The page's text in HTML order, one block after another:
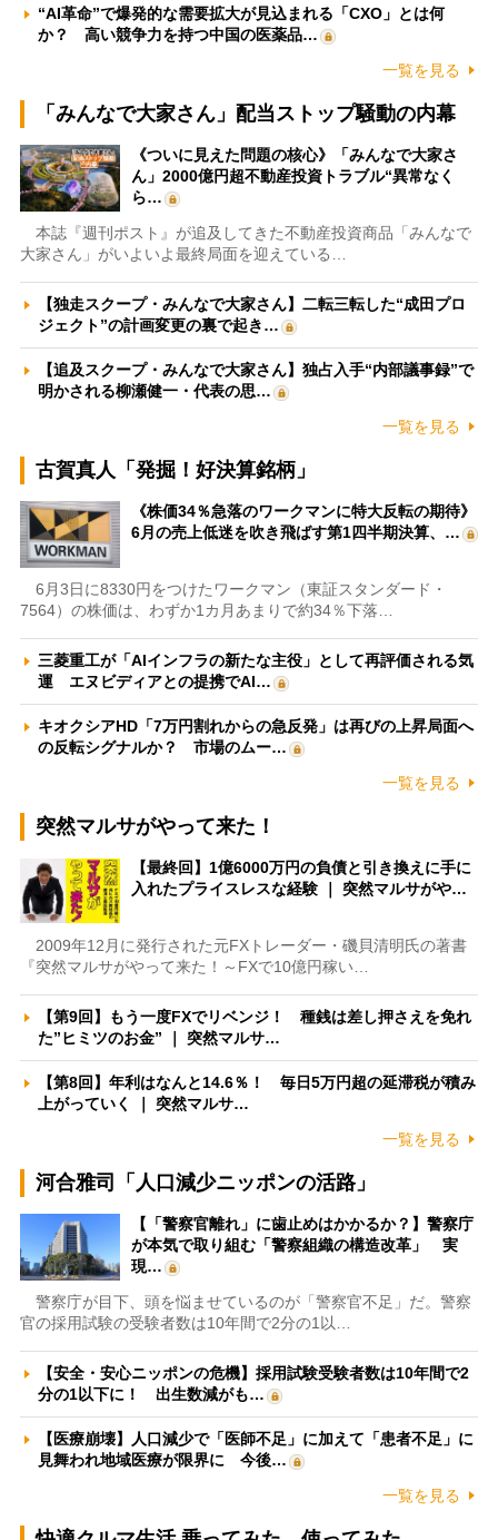
“AI革命”で爆発的な需要拡大が見込まれる「CXO」とは何
か？ 高い競争力を持つ中国の医薬品…
一覧を見る
「みんなで大家さん」配当ストップ騒動の内幕
《ついに見えた問題の核心》「みんなで大家さ
ん」2000億円超不動産投資トラブル“異常なく
ら…
本誌『週刊ポスト』が追及してきた不動産投資商品「みんなで
大家さん」がいよいよ最終局面を迎えている…
【独走スクープ・みんなで大家さん】二転三転した“成田プロ
ジェクト”の計画変更の裏で起き…
【追及スクープ・みんなで大家さん】独占入手“内部議事録”で
明かされる柳瀬健一・代表の思…
一覧を見る
古賀真人「発掘！好決算銘柄」
《株価34％急落のワークマンに特大反転の期待》
6月の売上低迷を吹き飛ばす第1四半期決算、…
6月3日に8330円をつけたワークマン（東証スタンダード・
7564）の株価は、わずか1カ月あまりで約34％下落…
三菱重工が「AIインフラの新たな主役」として再評価される気
運 エヌビディアとの提携でAI…
キオクシアHD「7万円割れからの急反発」は再びの上昇局面へ
の反転シグナルか？ 市場のムー…
一覧を見る
突然マルサがやって来た！
【最終回】1億6000万円の負債と引き換えに手に
入れたプライスレスな経験 ｜ 突然マルサがや…
2009年12月に発行された元FXトレーダー・磯貝清明氏の著書
『突然マルサがやって来た！～FXで10億円稼い…
【第9回】もう一度FXでリベンジ！ 種銭は差し押さえを免れ
た”ヒミツのお金” ｜ 突然マルサ…
【第8回】年利はなんと14.6％！ 毎日5万円超の延滞税が積み
上がっていく ｜ 突然マルサ…
一覧を見る
河合雅司「人口減少ニッポンの活路」
【「警察官離れ」に歯止めはかかるか？】警察庁
が本気で取り組む「警察組織の構造改革」 実
現…
警察庁が目下、頭を悩ませているのが「警察官不足」だ。警察
官の採用試験の受験者数は10年間で2分の1以…
【安全・安心ニッポンの危機】採用試験受験者数は10年間で2
分の1以下に！ 出生数減がも…
【医療崩壊】人口減少で「医師不足」に加えて「患者不足」に
見舞われ地域医療が限界に 今後…
一覧を見る